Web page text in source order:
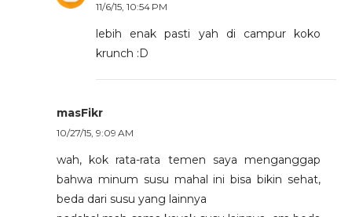
11/6/15, 10:54 PM
lebih enak pasti yah di campur koko
krunch :D
masFikr
10/27/15, 9:09 AM
wah, kok rata-rata temen saya menganggap
bahwa minum susu mahal ini bisa bikin sehat,
beda dari susu yang lainnya